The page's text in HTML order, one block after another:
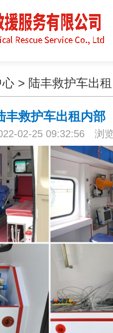
心 > 陆丰救护车出租
丰救护车出租内部
02-25 09:32:56 浏